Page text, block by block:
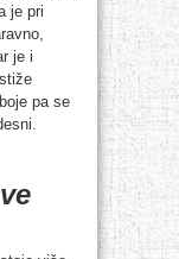
je pri
je i
pa se